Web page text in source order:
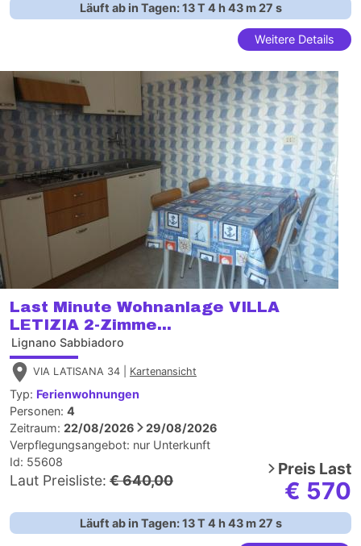
Läuft ab in Tagen:13T 4 h 43m26 s
Weitere Details
Last Minute Wohnanlage VILLA
LETIZIA 2-Zimme...
Lignano Sabbiadoro
VIA LATISANA 34 | Kartenansicht
Typ: Ferienwohnungen
Personen: 4
Zeitraum: 22/08/2026
29/08/2026
Verpflegungsangebot: nur Unterkunft
Id: 55608
Laut Preisliste: € 640,00
Preis Last
€ 570
Läuft ab in Tagen:13T 4 h 43m26 s